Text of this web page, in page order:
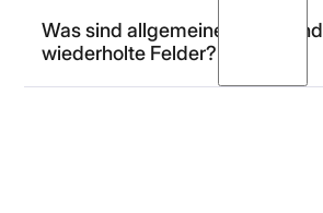
Was sind allgemeine Felder und
wiederholte Felder?